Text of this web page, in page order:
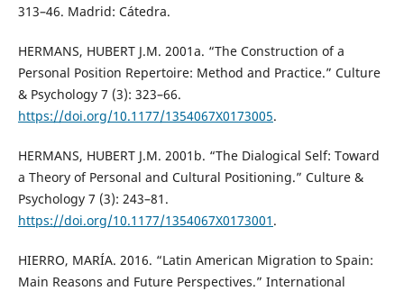
313–46. Madrid: Cátedra.
HERMANS, HUBERT J.M. 2001a. “The Construction of a
Personal Position Repertoire: Method and Practice.” Culture
& Psychology 7 (3): 323–66.
https://doi.org/10.1177/1354067X0173005.
HERMANS, HUBERT J.M. 2001b. “The Dialogical Self: Toward
a Theory of Personal and Cultural Positioning.” Culture &
Psychology 7 (3): 243–81.
https://doi.org/10.1177/1354067X0173001 .
HIERRO, MARÍA. 2016. “Latin American Migration to Spain:
Main Reasons and Future Perspectives.” International